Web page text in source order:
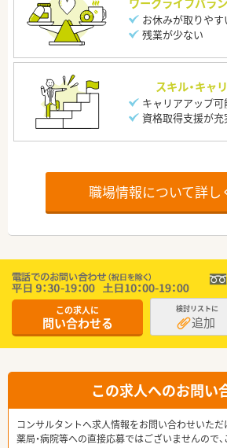
お休みが取りやす
残業が少ない
スキル・キャ
キャリアアップ
資格取得支援が充
職場情報について詳し
この求人に
問い合わせる
検討リストに
追加
この求人へのお問い
コンサルタントへ求人情報をお問い合わせいただ
薬局・病院等への直接応募ではございませんので、